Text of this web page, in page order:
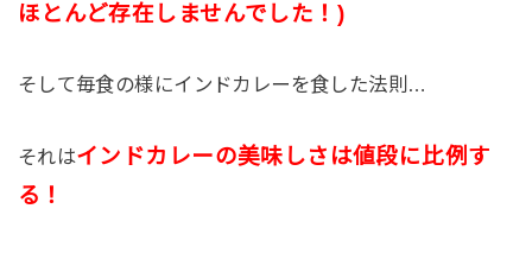
ほとんど存在しませんでした！)
そして毎食の様にインドカレーを食した法則…
それはインドカレーの美味しさは値段に比例す
る！